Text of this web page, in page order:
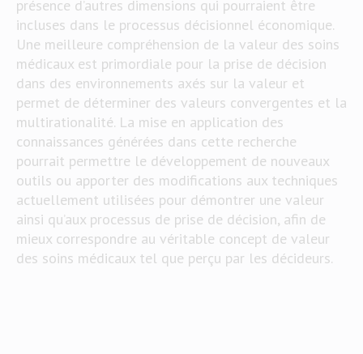
présence d’autres dimensions qui pourraient être
incluses dans le processus décisionnel économique.
Une meilleure compréhension de la valeur des soins
médicaux est primordiale pour la prise de décision
dans des environnements axés sur la valeur et
permet de déterminer des valeurs convergentes et la
multirationalité. La mise en application des
connaissances générées dans cette recherche
pourrait permettre le développement de nouveaux
outils ou apporter des modifications aux techniques
actuellement utilisées pour démontrer une valeur
ainsi qu’aux processus de prise de décision, afin de
mieux correspondre au véritable concept de valeur
des soins médicaux tel que perçu par les décideurs.